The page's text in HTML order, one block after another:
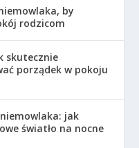
by
rodzicom
skutecznie
porządek w pokoju
jak
światło na nocne